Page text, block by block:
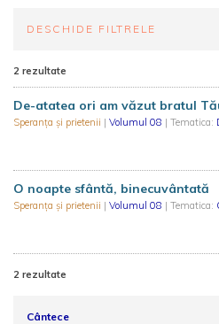
DESCHIDE FILTRELE
2 rezultate
De-atatea ori am văzut bratul
Speranţa şi prietenii | Volumul 08 | Tematica:
O noapte sfântă, binecuvântată
Speranţa şi prietenii | Volumul 08 | Tematica:
2 rezultate
Cântece